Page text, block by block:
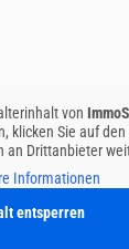
von
klicken Sie auf
an Drittanbieter
Informationen
entsperren